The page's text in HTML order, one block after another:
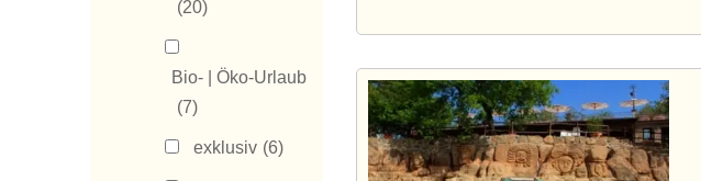
(20)
Bio- | Öko-Urlaub
(7)
exklusiv (6)